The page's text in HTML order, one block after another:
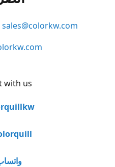
sales@colorkw.com
with us